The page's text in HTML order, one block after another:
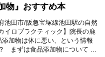
物』おすすめ本
池田市/阪急宝塚線池田駅の自然
イロプラクティック】院長の鹿
加物は体に悪い、という情報
まずは食品添加物について ...